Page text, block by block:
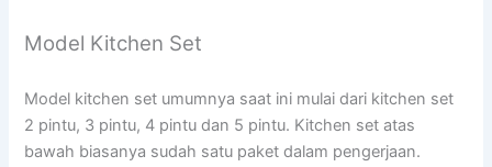
Model Kitchen Set
Model kitchen set umumnya saat ini mulai dari kitchen set
2 pintu, 3 pintu, 4 pintu dan 5 pintu. Kitchen set atas
bawah biasanya sudah satu paket dalam pengerjaan.